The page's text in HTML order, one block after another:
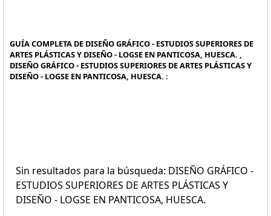
GUÍA COMPLETA DE DISEÑO GRÁFICO - ESTUDIOS SUPERIORES DE
ARTES PLÁSTICAS Y DISEÑO - LOGSE EN PANTICOSA, HUESCA. ,
DISEÑO GRÁFICO - ESTUDIOS SUPERIORES DE ARTES PLÁSTICAS Y
DISEÑO - LOGSE EN PANTICOSA, HUESCA. :
Sin resultados para la búsqueda: DISEÑO GRÁFICO -
ESTUDIOS SUPERIORES DE ARTES PLÁSTICAS Y
DISEÑO - LOGSE EN PANTICOSA, HUESCA.